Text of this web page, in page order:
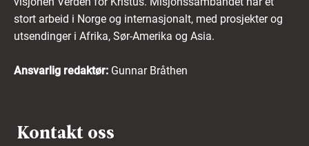
stort arbeid i Norge og internasjonalt, med prosjekter og
utsendinger i Afrika, Sør-Amerika og Asia.
Ansvarlig redaktør: Gunnar Bråthen
Kontakt oss